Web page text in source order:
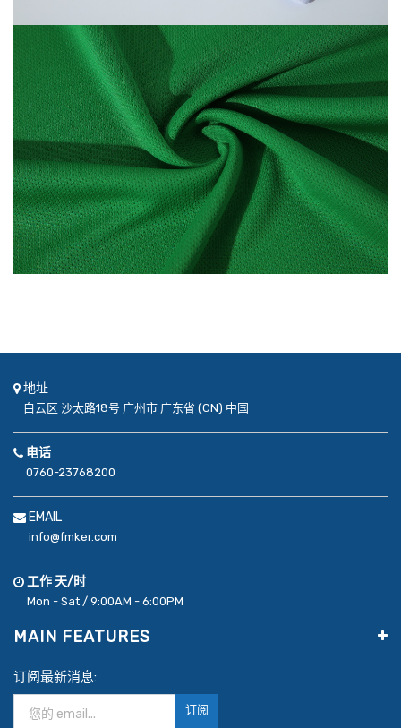
地址
白云区 沙太路18号 广州市 广东省 (CN) 中国
电话
0760-23768200
EMAIL
info@fmker.com
工作 天/时
Mon - Sat / 9:00AM - 6:00PM
MAIN FEATURES
订阅最新消息:
订阅